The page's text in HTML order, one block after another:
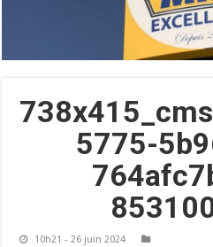
5775-
10h21 - 26 juin 2024